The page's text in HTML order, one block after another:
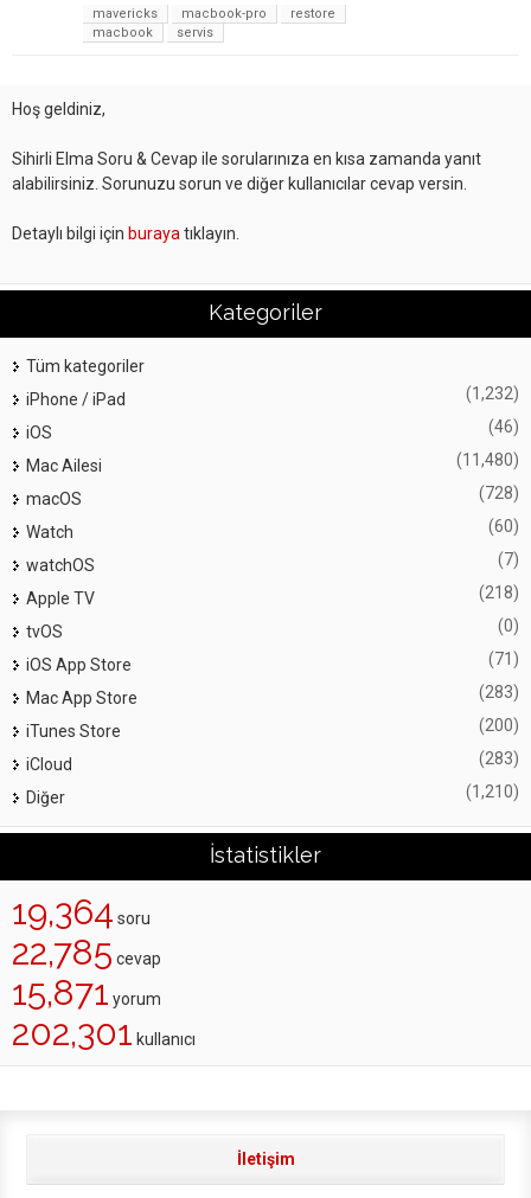
mavericks
macbook-pro
restore
macbook
servis
Hoş geldiniz,
Sihirli Elma Soru & Cevap ile sorularınıza en kısa zamanda yanıt
alabilirsiniz. Sorunuzu sorun ve diğer kullanıcılar cevap versin.
Detaylı bilgi için buraya tıklayın.
Kategoriler
Tüm kategoriler
iPhone / iPad
(1,232)
iOS (46)
Mac Ailesi (11,480)
macOS (728)
Watch (60)
watchOS (7)
Apple TV (218)
tvOS (0)
iOS App Store (71)
Mac App Store (283)
iTunes Store (200)
iCloud (283)
Diğer (1,210)
İstatistikler
19,364 soru
22,785 cevap
15,871 yorum
202,301 kullanıcı
İletişim